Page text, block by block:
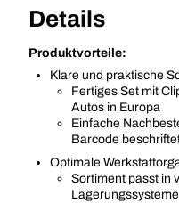
Details
Produktvorteile:
Klare und praktische
Fertiges Set mit
Autos in Europa
Einfache
Barcode
Optimale
Sortiment passt in